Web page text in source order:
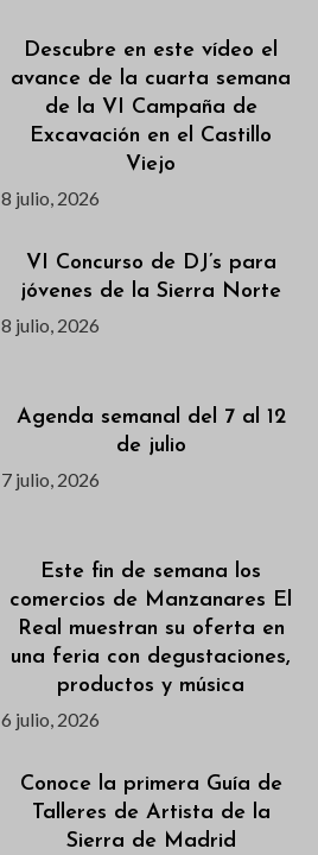
Descubre en este vídeo el
avance de la cuarta semana
de la VI Campaña de
Excavación en el Castillo
Viejo
8 julio, 2026
VI Concurso de DJ’s para
jóvenes de la Sierra Norte
8 julio, 2026
Agenda semanal del 7 al 12
de julio
7 julio, 2026
Este fin de semana los
comercios de Manzanares El
Real muestran su oferta en
una feria con degustaciones,
productos y música
6 julio, 2026
Conoce la primera Guía de
Talleres de Artista de la
Sierra de Madrid